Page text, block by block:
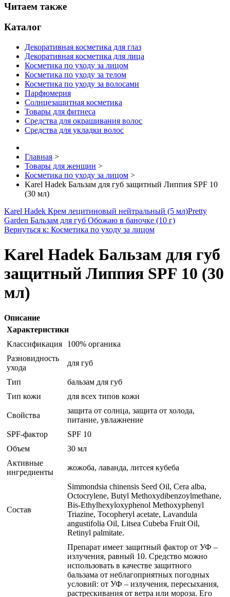
Читаем также
Каталог
Декоративная косметика для глаз
Декоративная косметика для лица
Косметика по уходу за лицом
Косметика по уходу за телом
Косметика по уходу за волосами
Парфюмерия
Солнцезащитная косметика
Товары для фитнеса
Средства для окрашивания волос
Средства для укладки волос
Главная >
Товары для женщин >
Косметика по уходу за лицом >
Karel Hadek Бальзам для губ защитный Липпия SPF 10
(30 мл)
Karel Hadek Крем лецитиновый нейтральный (5 мл)Pretty
Garden Бальзам для губ Обожаю в баночке (10 г)
Вернуться к: Косметика по уходу за лицом
Karel Hadek Бальзам для губ
защитный Липпия SPF 10 (30
мл)
Описание
Характеристики
Классификация
100% органика
Разновидность
ухода
для губ
Тип
бальзам для губ
Тип кожи
для всех типов кожи
Свойства
защита от солнца, защита от холода,
питание, увлажнение
SPF-фактор
SPF 10
Объем
30 мл
Активные
ингредиенты
жожоба, лаванда, литсея кубеба
Состав
Simmondsia chinensis Seed Oil, Cera alba,
Octocrylene, Butyl Methoxydibenzoylmethane,
Bis-Ethylhexyloxyphenol Methoxyphenyl
Triazine, Tocopheryl acetate, Lavandula
angustifolia Oil, Litsea Cubeba Fruit Oil,
Retinyl palmitate.
Препарат имеет защитный фактор от УФ –
излучения, равный 10. Средство можно
использовать в качестве защитного
бальзама от неблагоприятных погодных
условий: от УФ – излучения, пересыхания,
растрескивания от ветра или мороза. Его